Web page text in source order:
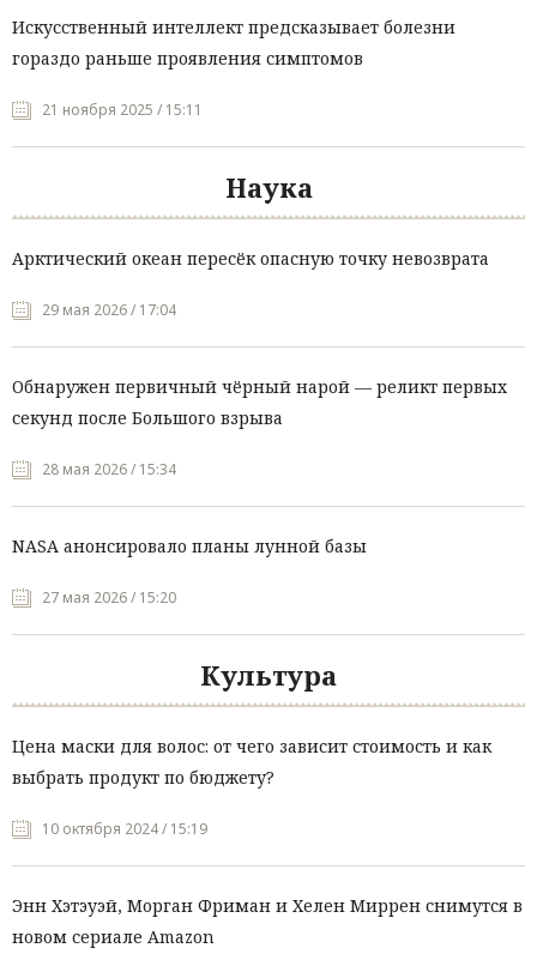
Искусственный интеллект предсказывает болезни
гораздо раньше проявления симптомов
21 ноября 2025 / 15:11
Наука
Арктический океан пересёк опасную точку невозврата
29 мая 2026 / 17:04
Обнаружен первичный чёрный нарой — реликт первых
секунд после Большого взрыва
28 мая 2026 / 15:34
NASA анонсировало планы лунной базы
27 мая 2026 / 15:20
Культура
Цена маски для волос: от чего зависит стоимость и как
выбрать продукт по бюджету?
10 октября 2024 / 15:19
Энн Хэтэуэй, Морган Фриман и Хелен Миррен снимутся в
новом сериале Amazon